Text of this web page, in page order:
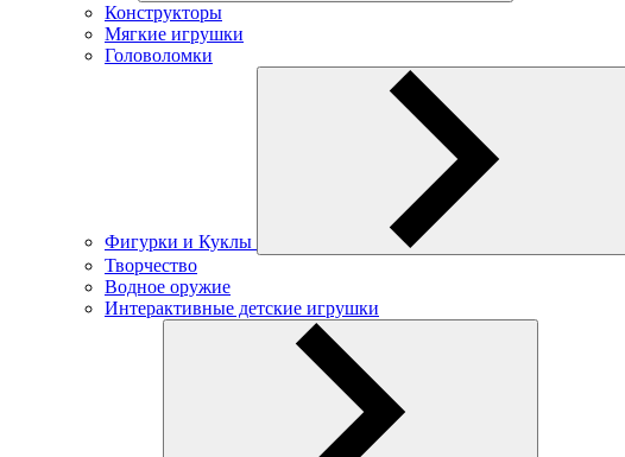
Конструкторы
Мягкие игрушки
Головоломки
Фигурки и Куклы
Творчество
Водное оружие
Интерактивные детские игрушки